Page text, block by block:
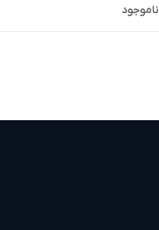
ناموجود